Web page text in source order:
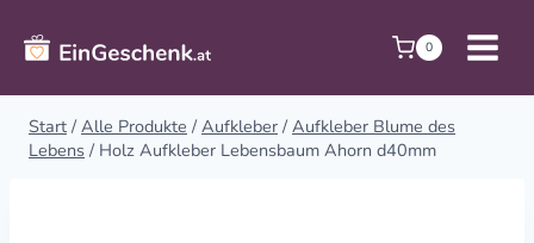
Inhalt
springen
0
Start / Alle Produkte / Aufkleber / Aufkleber Blume des
Lebens / Holz Aufkleber Lebensbaum Ahorn d40mm